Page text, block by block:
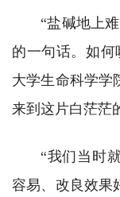
“盐碱地上
的一句话。如
大学生命科学学
来到这片白茫茫
“我们当时
容易、改良效果